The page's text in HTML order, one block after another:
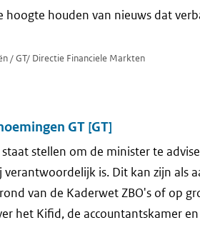
hoogte houden van nieuws dat
/ GT/ Directie Financiele Markten
GT [GT]
stellen om de minister te
is. Dit kan zijn als
van de Kaderwet ZBO's of op
het Kifid, de accountantskamer